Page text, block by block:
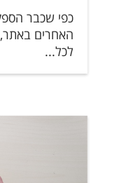
כפי שכבר
האחרים
לכל...